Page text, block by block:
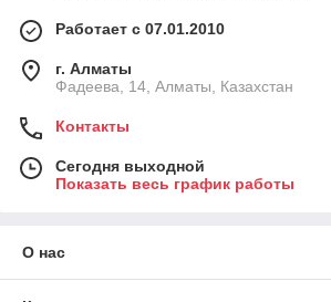
Работает с 07.01.2010
г. Алматы
Фадеева, 14, Алматы, Казахстан
Контакты
Сегодня выходной
Показать весь график работы
О нас